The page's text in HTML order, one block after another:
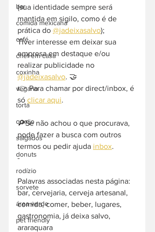
bar
comida mexicana
café
chef em casa
coxinha
vegano
torta
queijo
salgados
donuts
rodízio
sorvete
área verde
pet friendly
(sua identidade sempre será
mantida em sigilo, como é de
prática do @jadeixasalvo);
Tiver interesse em deixar sua
empresa em destaque e/ou
realizar publicidade no
@jadeixasalvo. 🤝
👉 Para chamar por direct/inbox, é
só clicar aqui.
🔎Se não achou o que procurava,
pode fazer a busca com outros
termos ou pedir ajuda inbox.
-
Palavras associadas nesta página:
bar, cervejaria, cerveja artesanal,
comida, comer, beber, lugares,
gastronomia, já deixa salvo,
araraquara